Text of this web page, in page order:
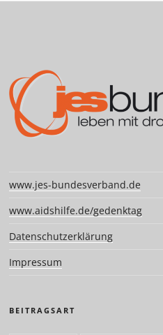
www.jes-bundesverband.de
www.aidshilfe.de/gedenktag
Datenschutzerklärung
Impressum
BEITRAGSART